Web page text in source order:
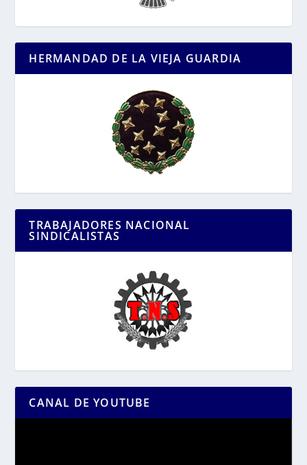
HERMANDAD DE LA VIEJA GUARDIA
TRABAJADORES NACIONAL
SINDICALISTAS
CANAL DE YOUTUBE